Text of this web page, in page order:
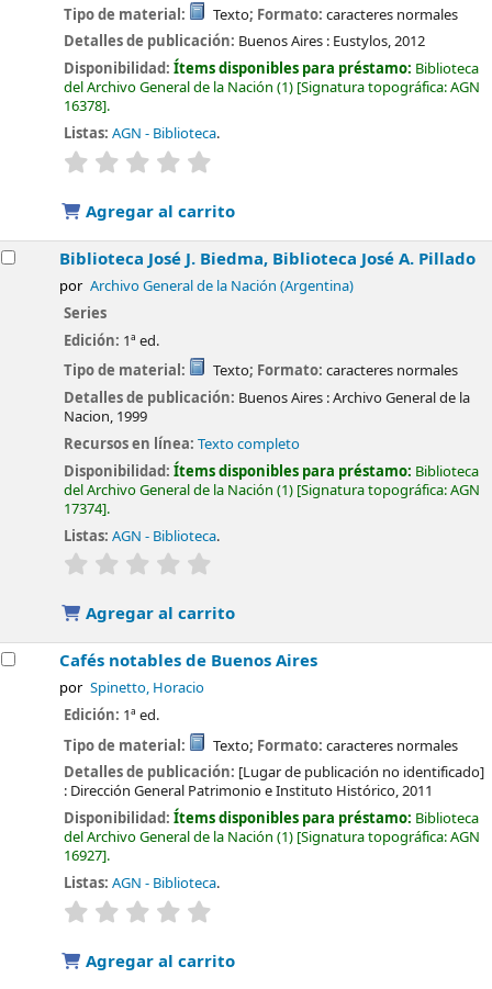
Tipo de material:
Texto; Formato: caracteres normales
Detalles de publicación: Buenos Aires : Eustylos,2012
Disponibilidad:Ítems disponibles para préstamo: Biblioteca
del Archivo General de la Nación (1) Signatura topográfica:AGN
16378 .
Listas: AGN - Biblioteca.
valoración
Agregar al carrito
Biblioteca José J. Biedma, Biblioteca José A. Pillado
por Archivo General de la Nación (Argentina)
Series
Edición: 1ª ed.
Tipo de material:
Texto; Formato: caracteres normales
Detalles de publicación: Buenos Aires :Archivo General de la
Nacion, 1999
Recursos en línea:Texto completo
Disponibilidad:Ítems disponibles para préstamo: Biblioteca
del Archivo General de la Nación (1) Signatura topográfica:AGN
17374 .
Listas: AGN - Biblioteca.
valoración
Agregar al carrito
Cafés notables de Buenos Aires
por Spinetto, Horacio
Edición: 1ª ed.
Tipo de material:
Texto; Formato: caracteres normales
Detalles de publicación: [Lugar de publicación no identificado]
: Dirección General Patrimonio e Instituto Histórico,2011
Disponibilidad:Ítems disponibles para préstamo: Biblioteca
del Archivo General de la Nación (1) Signatura topográfica:AGN
16927 .
Listas: AGN - Biblioteca.
valoración
Agregar al carrito